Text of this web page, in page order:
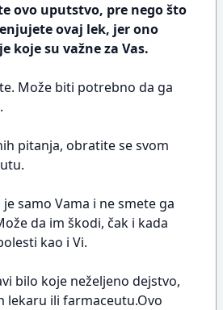
ovo uputstvo, pre nego što
ovaj lek, jer ono
koje su važne za Vas.
Može biti potrebno da ga
pitanja, obratite se svom
samo Vama i ne smete ga
da im škodi, čak i kada
kao i Vi.
bilo koje neželjeno dejstvo,
lekaru ili farmaceutu.Ovo